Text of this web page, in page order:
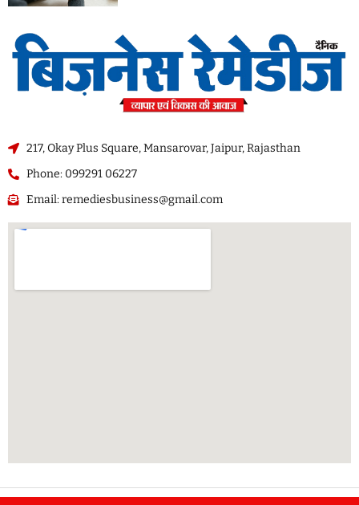
217, Okay Plus Square, Mansarovar, Jaipur, Rajasthan
Phone: 099291 06227
Email: remediesbusiness@gmail.com